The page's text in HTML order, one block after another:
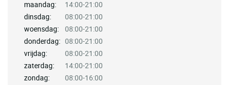
maandag:
14:00-21:00
dinsdag:
08:00-21:00
woensdag:
08:00-21:00
donderdag: 08:00-21:00
vrijdag:
08:00-21:00
zaterdag:
14:00-21:00
zondag:
08:00-16:00